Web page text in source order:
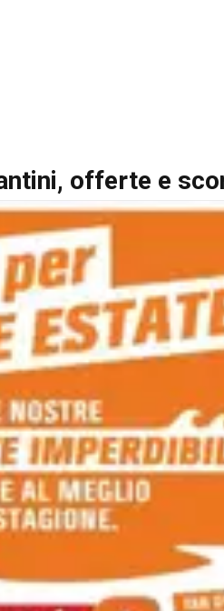
offerte e